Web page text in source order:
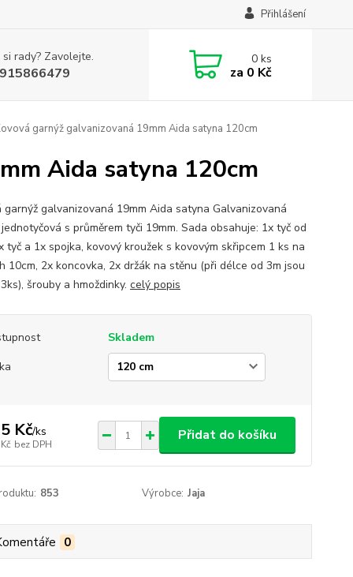
Přihlášení
rady? Zavolejte. 0ks
za 0 Kč
garnýž galvanizovaná 19mm Aida satyna 120cm
Aida satyna 120cm
garnýž galvanizovaná 19mm Aida satyna Galvanizovaná
s průměrem tyči 19mm. Sada obsahuje: 1x tyč od
tyč a 1x spojka, kovový kroužek s kovovým skřipcem 1 ks na
10cm, 2x koncovka, 2x držák na stěnu (při délce od 3m jsou
šrouby a hmoždinky. celý popis
Skladem
Kč/ks
bez DPH
Přidat do košíku
853 Výrobce: Jaja
0